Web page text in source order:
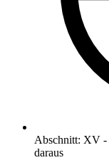
Abschnitt: XV -
daraus